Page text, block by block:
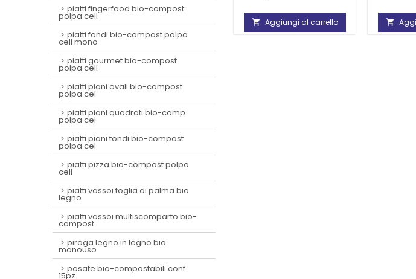
piatti fingerfood bio-compost
polpa cell
piatti fondi bio-compost polpa
cell mono
piatti gourmet bio-compost
polpa cell
piatti piani ovali bio-compost
polpa cel
piatti piani quadrati bio-comp
polpa cel
piatti piani tondi bio-compost
polpa cel
piatti pizza bio-compost polpa
cell
piatti vassoi foglia di palma bio
legno
piatti vassoi multiscomparto bio-
compost
piroga legno in legno bio
monouso
posate bio-compostabili conf
15pz
 Aggiungi al carrello 